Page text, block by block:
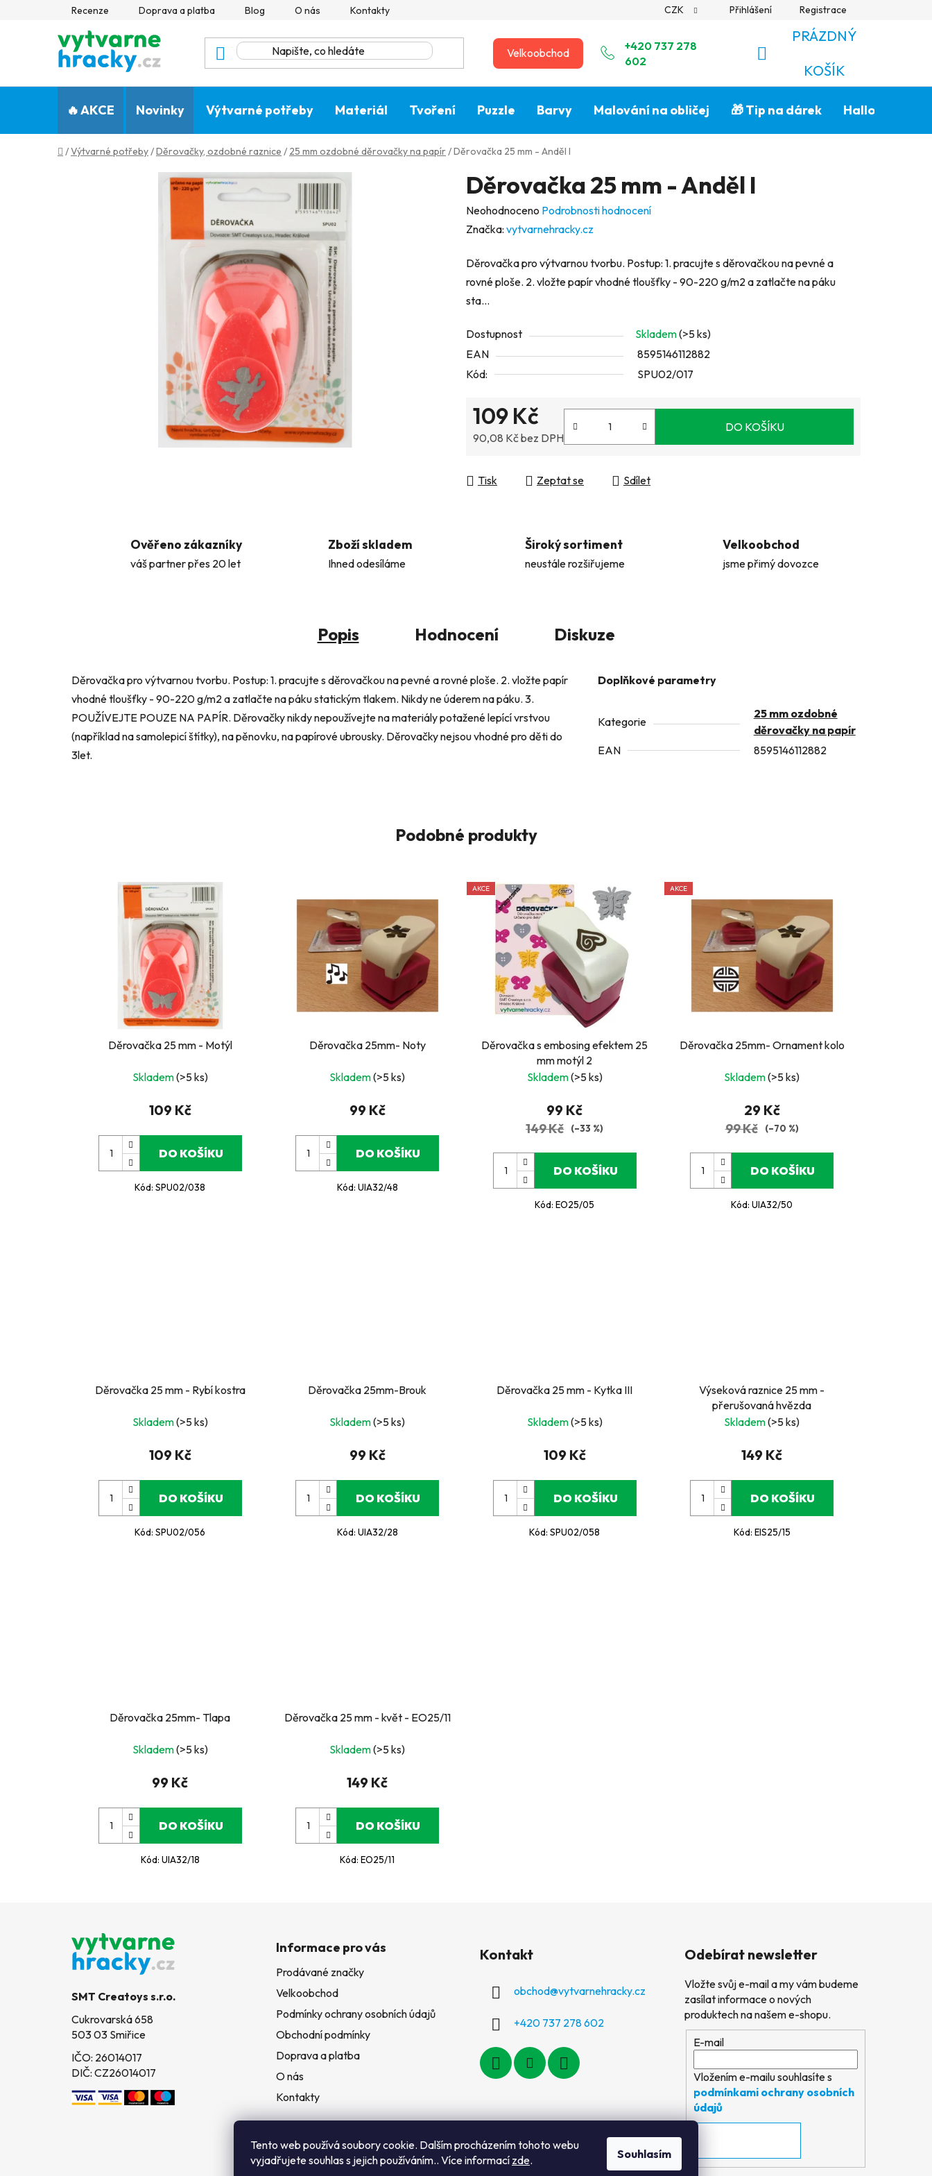
Tento web používá soubory cookie. Dalším procházením tohoto webu
vyjadřujete souhlas s jejich používáním.. Více informací zde. Souhlasím
Recenze Doprava a platba Blog O nás Kontakty CZK Přihlášení Registrace
Velkoobchod
+420 737 278
602
NÁKUPNÍ
KOŠÍK
PRÁZDNÝ
KOŠÍK
🔥 AKCE Novinky Výtvarné potřeby Materiál Tvoření Puzzle Barvy Malování na obličej 🎁 Tip na dárek Halloween🎃
Domů
/Výtvarné potřeby/Děrovačky, ozdobné raznice / 25 mm ozdobné děrovačky na papír/Děrovačka 25 mm - Anděl I
Děrovačka 25 mm - Anděl I
Průměrné
hodnocení
je
0,0
z
hvězdiček.
Neohodnoceno Podrobnosti hodnocení
Značka: vytvarnehracky.cz
Děrovačka pro výtvarnou tvorbu. Postup: 1. pracujte s děrovačkou na pevné a
rovné ploše. 2. vložte papír vhodné tloušťky - 90-220 g/m2 a zatlačte na páku
sta...
Dostupnost Skladem(>5 ks)
EAN
8595146112882
Kód:
SPU02/017
109 Kč
90,08 Kč bez DPH
DO KOŠÍKU
Tisk Zeptat se Sdílet
Ověřeno zákazníky
váš partner přes 20 let
Zboží skladem
Ihned odesíláme
Široký sortiment
neustále rozšiřujeme
Velkoobchod
jsme přimý dovozce
Popis Hodnocení Diskuze
Děrovačka pro výtvarnou tvorbu. Postup: 1. pracujte s děrovačkou na pevné a rovné ploše. 2. vložte papír
vhodné tloušťky - 90-220 g/m2 a zatlačte na páku statickým tlakem. Nikdy ne úderem na páku. 3.
POUŽÍVEJTE POUZE NA PAPÍR. Děrovačky nikdy nepoužívejte na materiály potažené lepící vrstvou
(například na samolepicí štítky), na pěnovku, na papírové ubrousky. Děrovačky nejsou vhodné pro děti do
3let.
Doplňkové parametry
Kategorie
25 mm ozdobné
děrovačky na papír
EAN
8595146112882
Podobné produkty
Děrovačka 25 mm - Motýl
Skladem(>5 ks)
109 Kč
DO KOŠÍKU
Kód:SPU02/038
Děrovačka 25mm- Noty
Skladem(>5 ks)
99 Kč
DO KOŠÍKU
Kód: UIA32/48
AKCE
Děrovačka s embosing efektem 25
mm motýl 2
Skladem(>5 ks)
99 Kč
149 Kč (–33 %)
DO KOŠÍKU
Kód:EO25/05
AKCE
Děrovačka 25mm- Ornament kolo
Skladem(>5 ks)
29 Kč
99 Kč (–70 %)
DO KOŠÍKU
Kód:UIA32/50
Děrovačka 25 mm - Rybí kostra
Skladem(>5 ks)
109 Kč
DO KOŠÍKU
Kód:SPU02/056
Děrovačka 25mm-Brouk
Skladem(>5 ks)
99 Kč
DO KOŠÍKU
Kód: UIA32/28
Děrovačka 25 mm - Kytka III
Skladem(>5 ks)
109 Kč
DO KOŠÍKU
Kód:SPU02/058
Výseková raznice 25 mm -
přerušovaná hvězda
Skladem(>5 ks)
149 Kč
DO KOŠÍKU
Kód: EIS25/15
Děrovačka 25mm- Tlapa
Skladem(>5 ks)
99 Kč
DO KOŠÍKU
Kód: UIA32/18
Děrovačka 25 mm - květ - EO25/11
Skladem(>5 ks)
149 Kč
DO KOŠÍKU
Kód:EO25/11
SMT Creatoys s.r.o.
Cukrovarská 658
503 03 Smiřice
IČO: 26014017
DIČ: CZ26014017
Informace pro vás
Prodávané značky
Velkoobchod
Podmínky ochrany osobních údajů
Obchodní podmínky
Doprava a platba
O nás
Kontakty
Kontakt
obchod@vytvarnehracky.cz
+420 737 278 602
Odebírat newsletter
Vložte svůj e-mail a my vám budeme
zasílat informace o nových
produktech na našem e-shopu.
E-mail
Vložením e-mailu souhlasíte s
podmínkami ochrany osobních
údajů